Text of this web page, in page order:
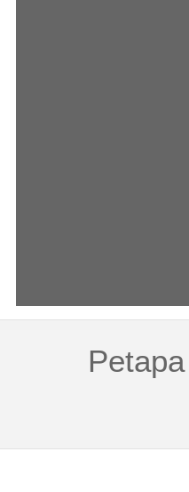
الوقت الان في Petapa